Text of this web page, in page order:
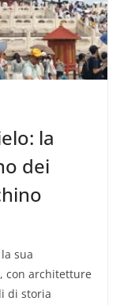
la
dei
sua
con architetture
di storia